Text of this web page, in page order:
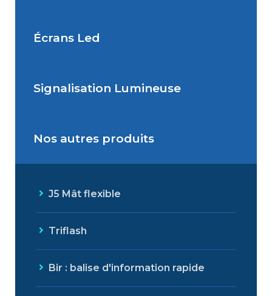
Panonceau
Feu Comportemental
Écrans Led
Écran Géant Extérieur Led
Signalisation Lumineuse
Signalisation dynamique
Nos autres produits
J5 Mât flexible
Triflash
Bir : balise d'information rapide